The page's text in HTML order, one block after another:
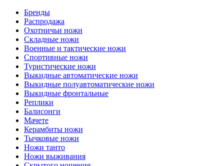
Бренды
Распродажа
Охотничьи ножи
Складные ножи
Военные и тактические ножи
Спортивные ножи
Туристические ножи
Выкидные автоматические ножи
Выкидные полуавтоматические ножи
Выкидные фронтальные
Реплики
Балисонги
Мачете
Керамбиты ножи
Тычковые ножи
Ножи танто
Ножи выживания